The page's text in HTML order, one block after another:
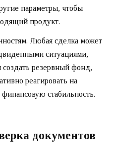
параметры, чтобы
продукт.
Любая сделка может
ситуациями,
создать резервный фонд,
реагировать на
стабильность.
документов